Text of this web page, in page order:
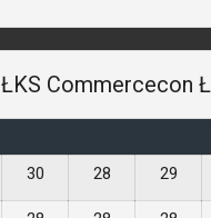
ŁKS Commercecon
30 28 29